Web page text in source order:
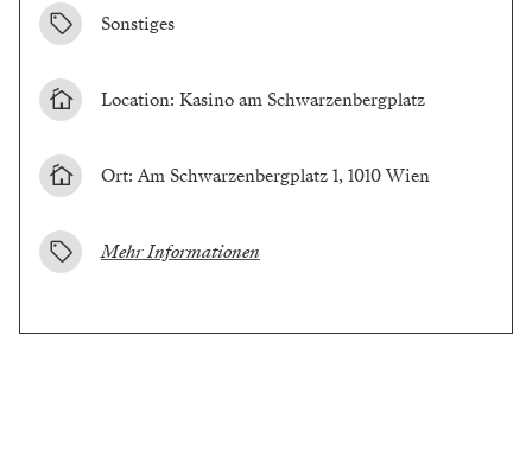
Sonstiges
Location: Kasino am Schwarzenbergplatz
Ort: Am Schwarzenbergplatz 1, 1010 Wien
Mehr Informationen